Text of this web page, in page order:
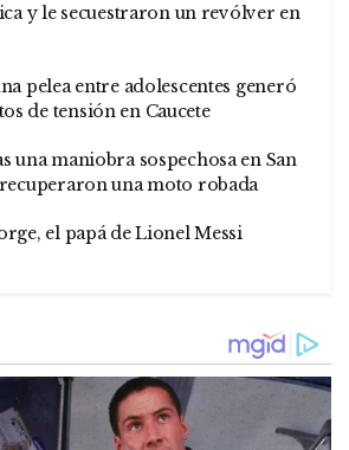
y le secuestraron un revólver en
pelea entre adolescentes generó
de tensión en Caucete
una maniobra sospechosa en San
una moto robada
el papá de Lionel Messi